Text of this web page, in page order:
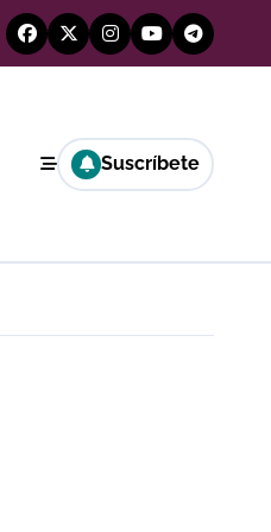
Buscar: Suscríbete